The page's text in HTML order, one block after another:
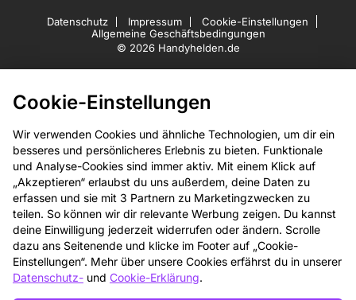
Cookie-Einstellungen
Wir verwenden Cookies und ähnliche Technologien, um dir ein
besseres und persönlicheres Erlebnis zu bieten. Funktionale
und Analyse-Cookies sind immer aktiv. Mit einem Klick auf
„Akzeptieren“ erlaubst du uns außerdem, deine Daten zu
erfassen und sie mit 3 Partnern zu Marketingzwecken zu
teilen. So können wir dir relevante Werbung zeigen. Du kannst
deine Einwilligung jederzeit widerrufen oder ändern. Scrolle
dazu ans Seitenende und klicke im Footer auf „Cookie-
Einstellungen“. Mehr über unsere Cookies erfährst du in unserer
Datenschutz- und Cookie-Erklärung.
Datenschutz Impressum
Cookie-Einstellungen
Allgemeine Geschäftsbedingungen
© 2026 Handyhelden.de